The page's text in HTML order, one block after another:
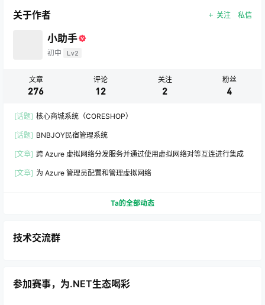
关于作者 关注 私信
小助手
初中 Lv2
文章
276
评论
12
关注
2
粉丝
4
[话题] 核心商城系统（CORESHOP）
[话题] BNBJOY民宿管理系统
[文章] 跨 Azure 虚拟网络分发服务并通过使用虚拟网络对等互连进行集成
[文章] 为 Azure 管理员配置和管理虚拟网络
Ta的全部动态
技术交流群
参加赛事，为.NET生态喝彩